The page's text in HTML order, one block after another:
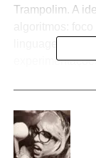
Trampolim. A
linguagem